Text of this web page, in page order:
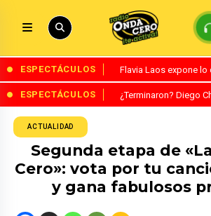
ESPECTÁCULOS Flavia Laos expone lo
ESPECTÁCULOS ¿Terminaron? Diego
ACTUALIDAD
Segunda etapa de
Cero»: vota por tu
y gana fabulosos